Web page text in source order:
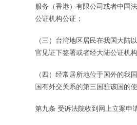
服务（香港）有限公司或者中国
公证机构公证；
（三）台湾地区居民在我国大
官见证下签署或者经大陆公证机构
（四）经常居所地位于国外的
国有外交关系的第三国驻该国的
第九条 受诉法院收到网上立案申